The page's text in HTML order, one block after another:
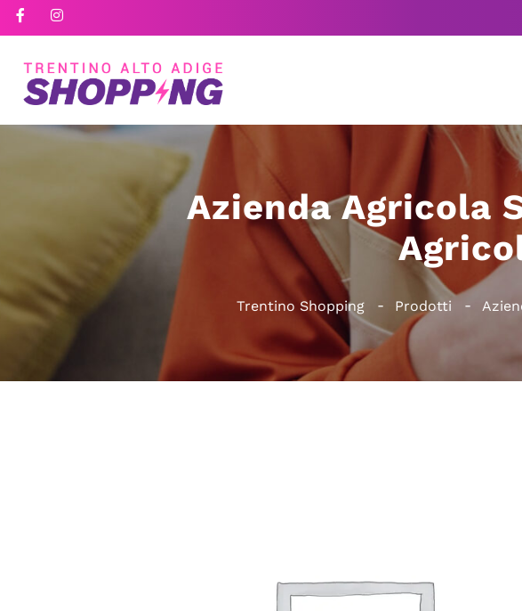
Azienda Agricola
Trentino Shopping Prodotti